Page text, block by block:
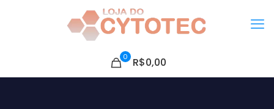
0 R$0,00